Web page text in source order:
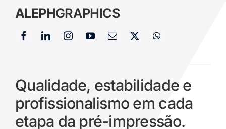
ALEPHGRAPHICS
Qualidade, estabilidade e
profissionalismo em cada
etapa da pré-impressão.